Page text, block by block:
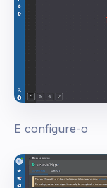
E configure-o